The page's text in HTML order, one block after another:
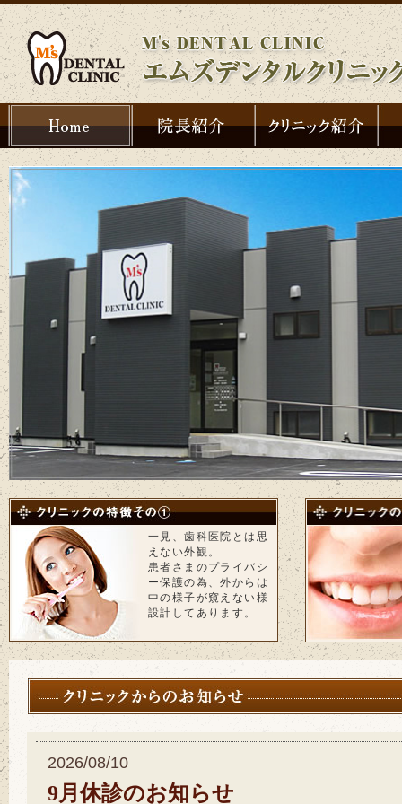
一見、歯科医院とは思
えない外観。
患者さまのプライバシ
ー保護の為、外からは
中の様子が窺えない様
設計してあります。